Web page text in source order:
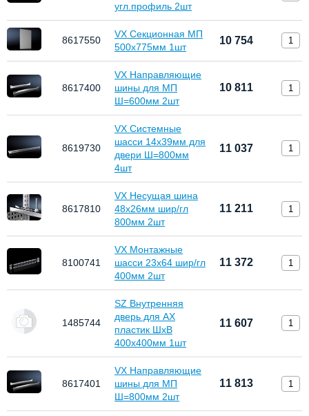
угл.профиль 2шт
8617550
VX Секционная МП
500x775мм 1шт
10 754
8617400
VX Направляющие
шины для МП
Ш=600мм 2шт
10 811
8619730
VX Системные
шасси 14х39мм для
двери Ш=800мм
4шт
11 037
8617810
VX Несущая шина
48х26мм шир/гл
800мм 2шт
11 211
8100741
VX Монтажные
шасси 23х64 шир/гл
400мм 2шт
11 372
1485744
SZ Внутренняя
дверь для АХ
пластик ШхВ
400х400мм 1шт
11 607
8617401
VX Направляющие
шины для МП
Ш=800мм 2шт
11 813